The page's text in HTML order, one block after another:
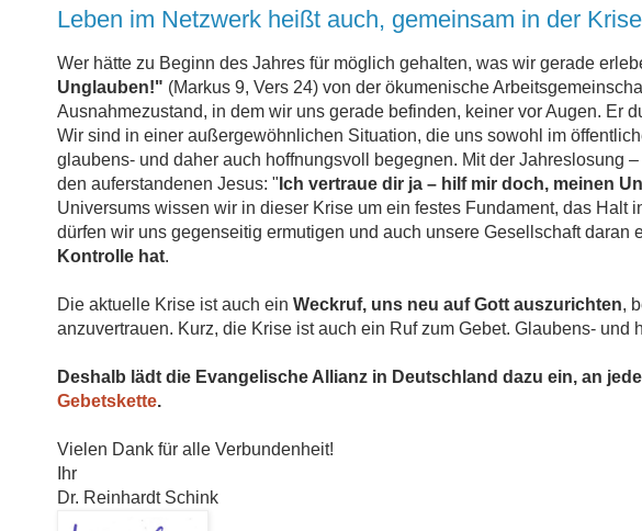
Leben im Netzwerk heißt auch, gemeinsam in der
Wer hätte zu Beginn des Jahres für möglich gehalten, was wir gerade
Unglauben!" (Markus 9, Vers 24) von der ökumenische
Ausnahmezustand, in dem wir uns gerade befinden, keiner vor Augen. Er
Wir sind in einer außergewöhnlichen Situation, die uns sowohl im
glaubens- und daher auch hoffnungsvoll begegnen. Mit der
den auferstandenen Jesus: " Ich vertraue dir ja – hilf mir doch, meinen
Universums wissen wir in dieser Krise um ein festes Fundament, das
dürfen wir uns gegenseitig ermutigen und auch unsere Gesellschaft daran
Kontrolle hat.
Die aktuelle Krise ist auch ein Weckruf, uns neu auf Gott auszurichten,
anzuvertrauen. Kurz, die Krise ist auch ein Ruf zum Gebet. Glaubens-
Deshalb lädt die Evangelische Allianz in Deutschland dazu ein, an
Gebetskette.
Vielen Dank für alle Verbundenheit!
Ihr
Dr. Reinhardt Schink